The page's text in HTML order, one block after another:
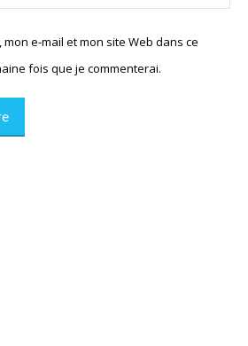
e-mail et mon site Web dans ce
fois que je commenterai.